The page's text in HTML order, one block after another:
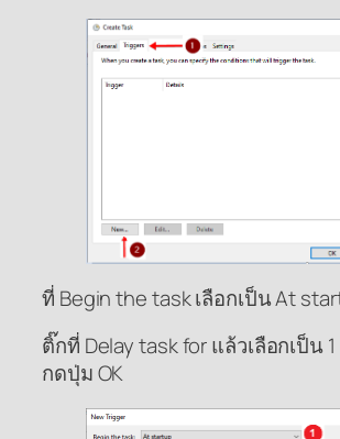
ที่ Begin the task เลือกเป็น At
ติ๊กที่ Delay task for แล้วเลือกเป็น
กดปุ่ม OK